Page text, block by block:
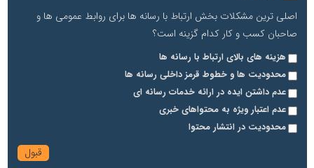
اصلی ترین مشکلات بخش ارتباط با رسانه ها برای روابط عمومی ها و
صاحبان کسب و کار کدام گزینه است؟
هزینه های بالای ارتباط با رسانه ها
محدودیت ها و خطوط قرمز داخلی رسانه ها
عدم داشتن ایده در ارائه خدمات رسانه ای
عدم اعتبار ویژه به محتواهای خبری
محدودیت در انتشار محتوا